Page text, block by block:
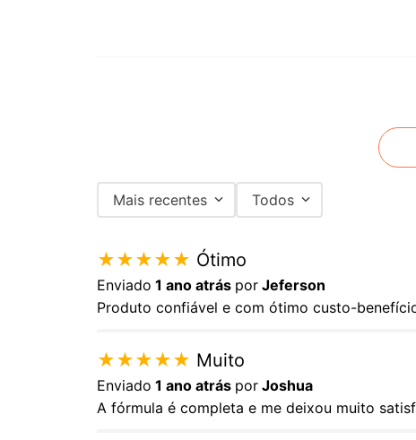
Mais recentes Todos
★★★★★ Ótimo
Enviado 1 ano atrás por Jeferson
Produto confiável e com ótimo custo-
★★★★★ Muito
Enviado 1 ano atrás por Joshua
A fórmula é completa e me deixou muito